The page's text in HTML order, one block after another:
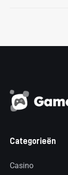
Categorieën
Casino